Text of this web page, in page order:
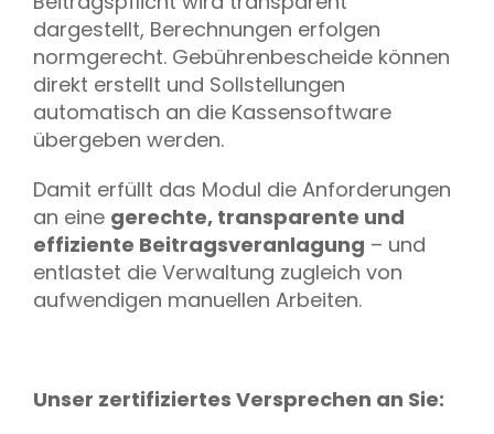
dargestellt, Berechnungen erfolgen
normgerecht. Gebührenbescheide können
direkt erstellt und Sollstellungen
automatisch an die Kassensoftware
übergeben werden.
Damit erfüllt das Modul die Anforderungen
an eine gerechte, transparente und
effiziente Beitragsveranlagung – und
entlastet die Verwaltung zugleich von
aufwendigen manuellen Arbeiten.
Unser zertifiziertes Versprechen an Sie: